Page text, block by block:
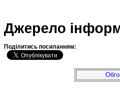
Джерело
Подiлитись посиланням: